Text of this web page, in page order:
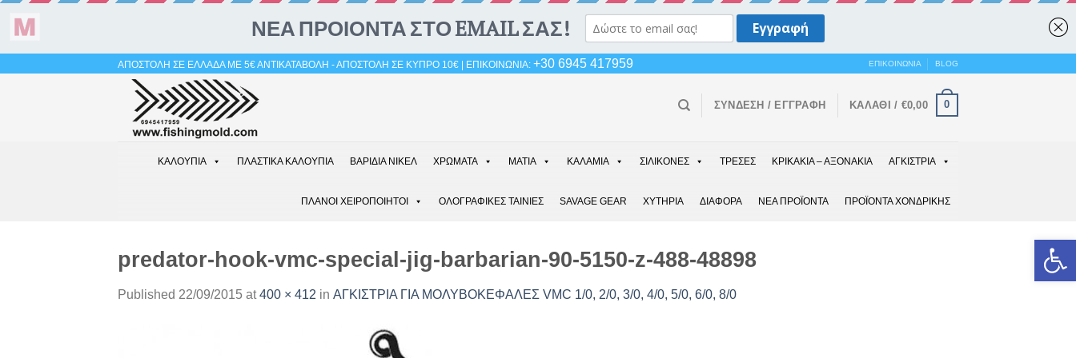
ΑΠΟΣΤΟΛΗ ΣΕ ΕΛΛΑΔΑ ΜΕ 5€ ΑΝΤΙΚΑΤΑΒΟΛΗ - ΑΠΟΣΤΟΛΗ ΣΕ ΚΥΠΡΟ 10€ | ΕΠΙΚΟΙΝΩΝΙΑ: +30 6945 417959 ΕΠΙΚΟΙΝΩΝΙΑ BLOG
ΣΎΝΔΕΣΗ / ΕΓΓΡΑΦΉ ΚΑΛΆΘΙ / €0,00 0
ΚΑΛΟΥΠΙΑ ΠΛΑΣΤΙΚΑ ΚΑΛΟΥΠΙΑ ΒΑΡΙΔΙΑ ΝΙΚΕΛ ΧΡΩΜΑΤΑ ΜΑΤΙΑ ΚΑΛΑΜΙΑ ΣΙΛΙΚΟΝΕΣ ΤΡΕΣΕΣ ΚΡΙΚΑΚΙΑ – ΑΞΟΝΑΚΙΑ ΑΓΚΙΣΤΡΙΑ
ΠΛΑΝΟΙ ΧΕΙΡΟΠΟΙΗΤΟΙ ΟΛΟΓΡΑΦΙΚΕΣ ΤΑΙΝΙΕΣ SAVAGE GEAR ΧΥΤΗΡΙΑ ΔΙΑΦΟΡΑ ΝΕΑ ΠΡΟΪΟΝΤΑ ΠΡΟΪΟΝΤΑ ΧΟΝΔΡΙΚΗΣ
predator-hook-vmc-special-jig-barbarian-90-5150-z-488-48898
Published 22/09/2015 at400 × 412 in ΑΓΚΙΣΤΡΙΑ ΓΙΑ ΜΟΛΥΒΟΚΕΦΑΛΕΣ VMC 1/0, 2/0, 3/0, 4/0, 5/0, 6/0, 8/0